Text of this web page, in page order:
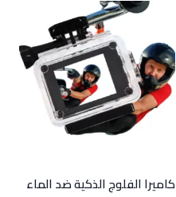
كاميرا الفلوج الذكية ضد الماء